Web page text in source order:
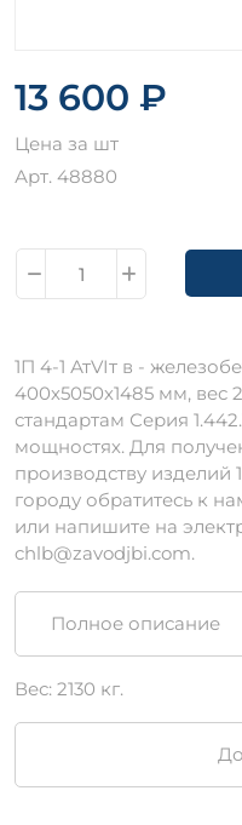
13 600 ₽
Цена за шт
Арт. 48880
1П 4-1 АтVIт в -
400х5050х1485 мм, вес
стандартам Серия
мощностях. Для
производству изделий
городу обратитесь к
или напишите на
chlb@zavodjbi.com.
Полное описание
Вес: 2130 кг.